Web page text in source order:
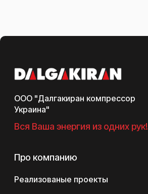
ООО "Далгакиран компрессор
Украина"
Вся Ваша энергия из одних рук!
Про компанию
Реализованые проекты